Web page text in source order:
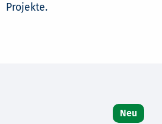
Projekte.